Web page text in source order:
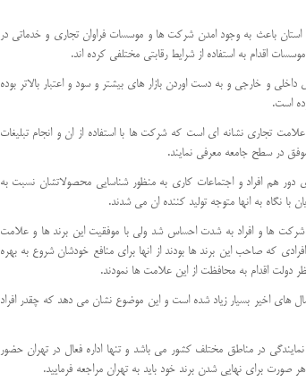
باعث به وجود امدن شرکت ها و موسسات فراوان تجاری و خدماتی در
اقدام به استفاده از شرایط رقابتی مختلفی کرده اند.
و خارجی و به دست اوردن بازار های بیشتر و سود و اعتبار بالاتر بوده
است.
تجاری نشانه ای است که شرکت ها با استفاده از ان و انجام تبلیغات
در سطح جامعه معرفی نمایند.
هم افراد و اجتماعات کاری به منظور شناسایی محصولاتشان نسبت به
نگاه به انها متوجه تولید کننده ان می شدند.
ها و افراد به شدت احساس شد ولی با موفقیت این برند ها و علامت
که صاحب این برند ها بودند از انها برای منافع خودشان شروع به بهره
دولت اقدام به محافظت از این علامت ها نمودند.
های اخیر بسیار زیاد شده است و این موضوع نشان می دهد که چقدر افراد
در مناطق مختلف کشور می باشد و تنها اداره فعال در تهران حضور
صورت برای نهایی شدن برند خود باید به تهران مراجعه فرمایید.